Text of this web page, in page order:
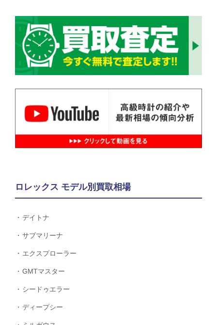
ロレックス モデル別買取相場
デイトナ
サブマリーナ
エクスプローラー
GMTマスター
シードゥエラー
ディープシー